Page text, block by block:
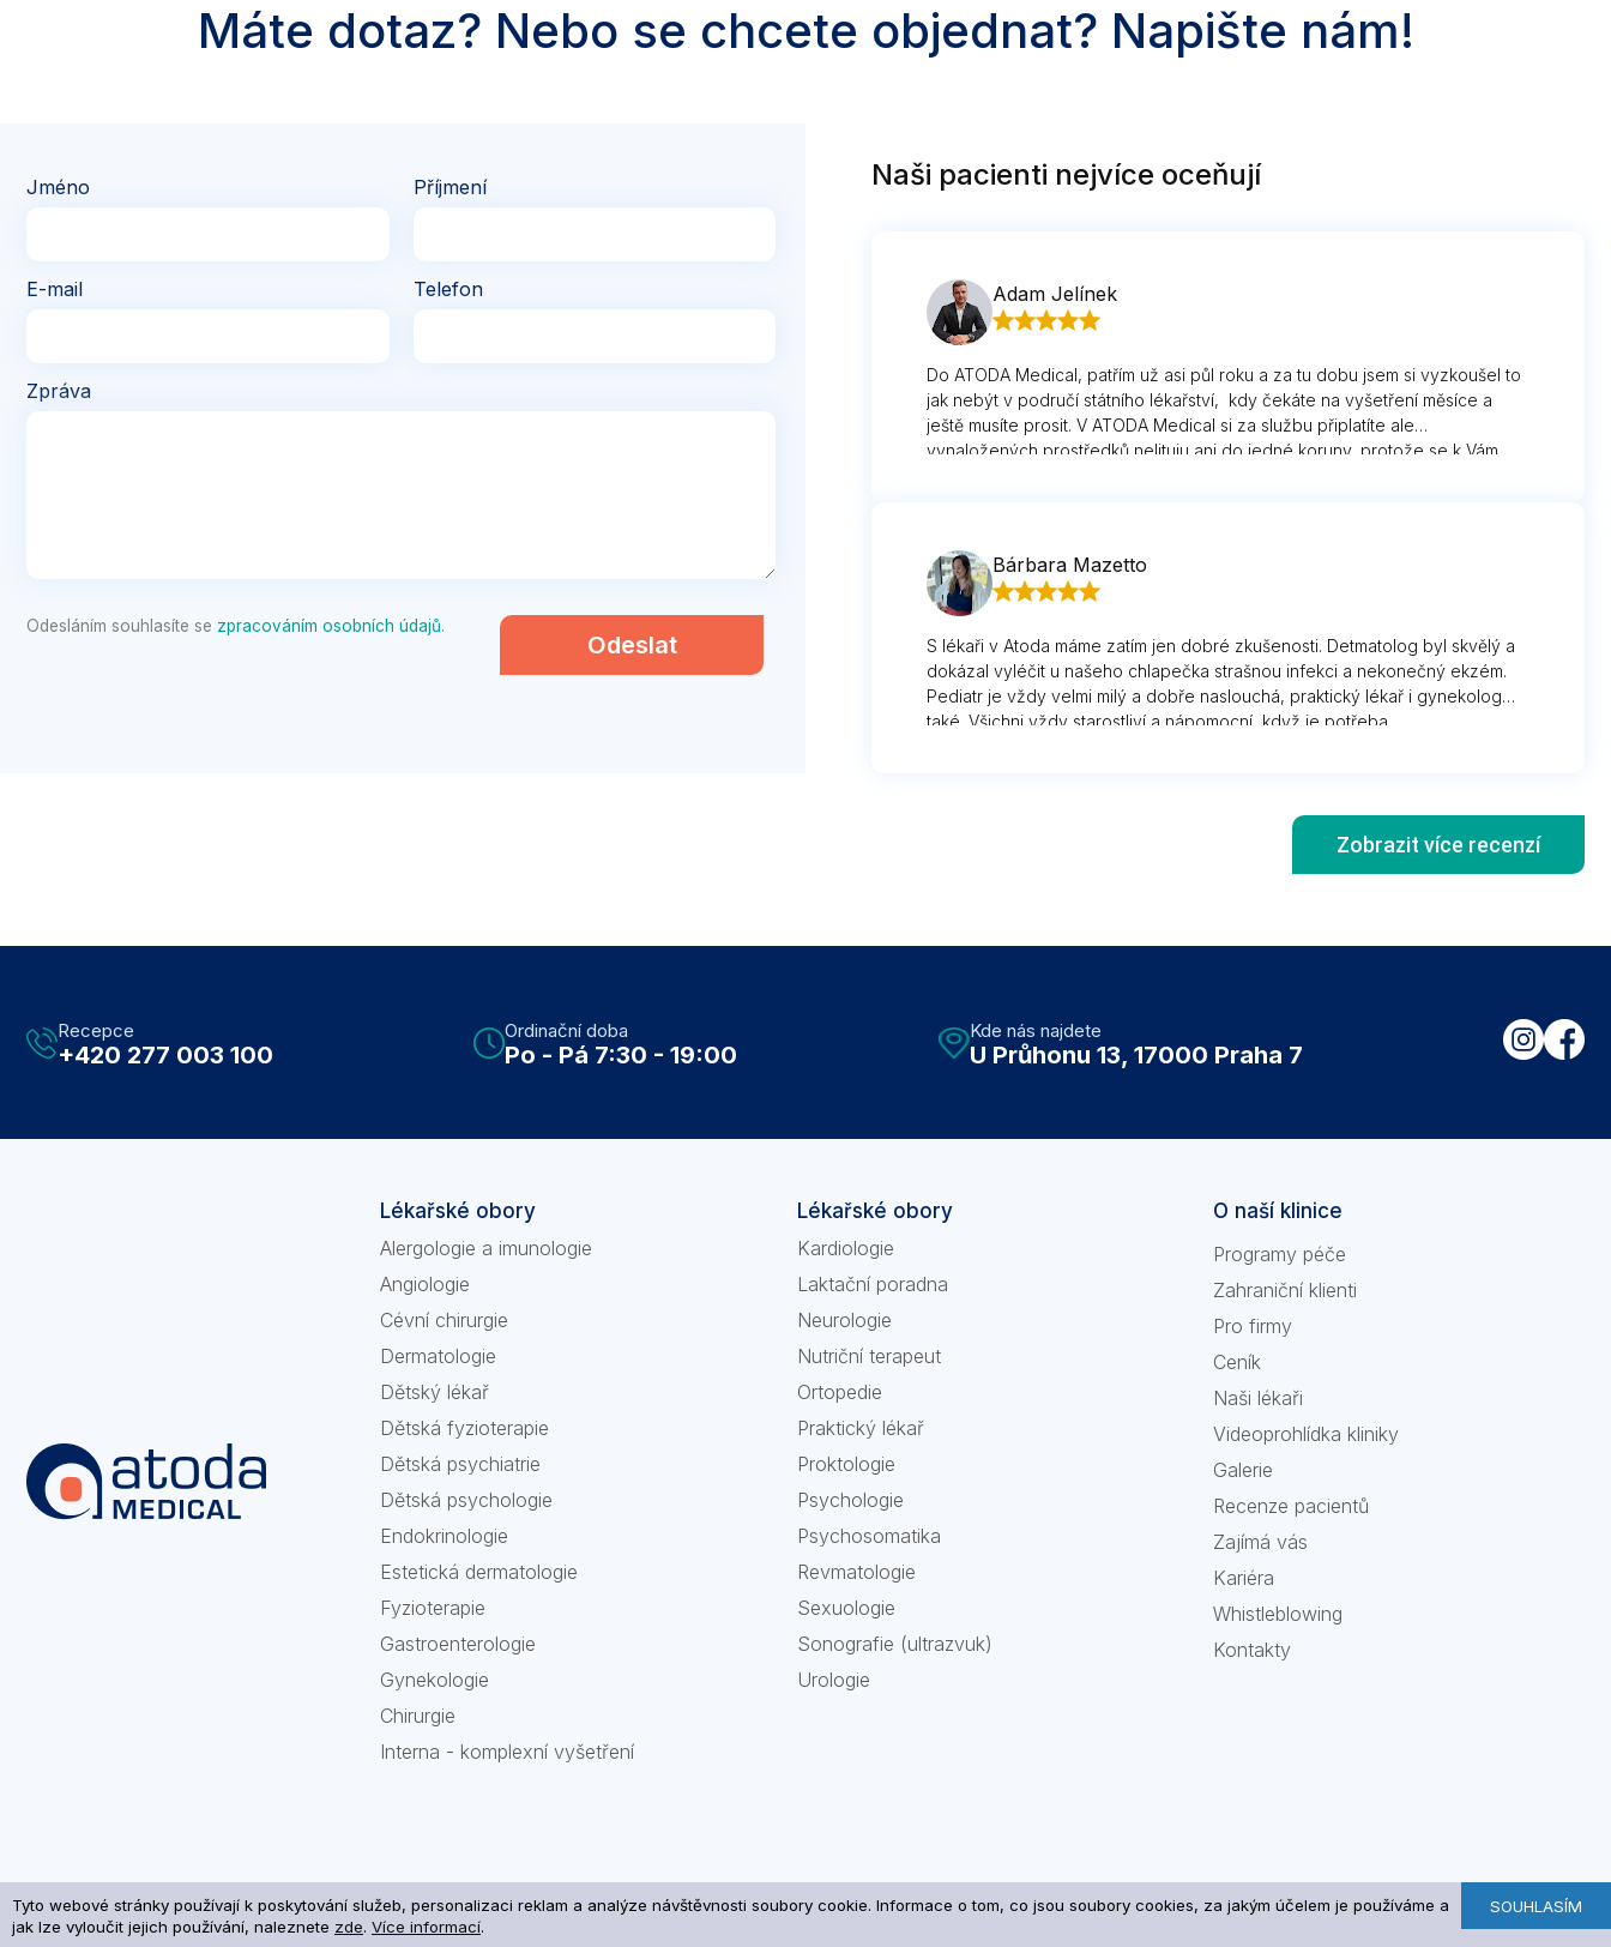
Máte dotaz? Nebo se chcete objednat? Napište nám!
Naši pacienti nejvíce oceňují
Adam Jelínek
Do ATODA Medical, patřím už asi půl roku a za tu dobu jsem si vyzkoušel to
jak nebýt v područí státního lékařství, kdy čekáte na vyšetření měsíce a
ještě musíte prosit. V ATODA Medical si za službu připlatíte ale
vynaložených prostředků nelituju ani do jedné koruny, protože se k Vám
Bárbara Mazetto
S lékaři v Atoda máme zatím jen dobré zkušenosti. Detmatolog byl skvělý a
dokázal vyléčit u našeho chlapečka strašnou infekci a nekonečný ekzém.
Pediatr je vždy velmi milý a dobře naslouchá, praktický lékař i gynekolog
také. Všichni vždy starostliví a nápomocní, když je potřeba.
Jméno Příjmení
E-mail Telefon
Zpráva
Odesláním souhlasíte se zpracováním osobních údajů.
Odeslat
Zobrazit více recenzí
Recepce
+420 277 003 100
Ordinační doba
Po - Pá 7:30 - 19:00
Kde nás najdete
U Průhonu 13, 17000 Praha 7
Lékařské obory
Alergologie a imunologie
Angiologie
Cévní chirurgie
Dermatologie
Dětský lékař
Dětská fyzioterapie
Dětská psychiatrie
Dětská psychologie
Endokrinologie
Estetická dermatologie
Fyzioterapie
Gastroenterologie
Gynekologie
Chirurgie
Interna - komplexní vyšetření
Lékařské obory
Kardiologie
Laktační poradna
Neurologie
Nutriční terapeut
Ortopedie
Praktický lékař
Proktologie
Psychologie
Psychosomatika
Revmatologie
Sexuologie
Sonografie (ultrazvuk)
Urologie
O naší klinice
Programy péče
Zahraniční klienti
Pro firmy
Ceník
Naši lékaři
Videoprohlídka kliniky
Galerie
Recenze pacientů
Zajímá vás
Kariéra
Whistleblowing
Kontakty
Zpracování osobních údajů a cookies | Copyright 2026 ATODA Medical
Tyto webové stránky používají k poskytování služeb, personalizaci reklam a analýze návštěvnosti soubory cookie. Informace o tom, co jsou soubory cookies, za jakým účelem je používáme a
jak lze vyloučit jejich používání, naleznete zde. Více informací.
SOUHLASÍM